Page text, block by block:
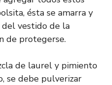
ésta se amarra y
vestido de la
de protegerse.
de laurel y pimiento
se debe pulverizar